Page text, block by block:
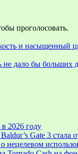
проголосовать.
и насыщенный
дало бы больших
2026 году
Gate 3
нецелевом